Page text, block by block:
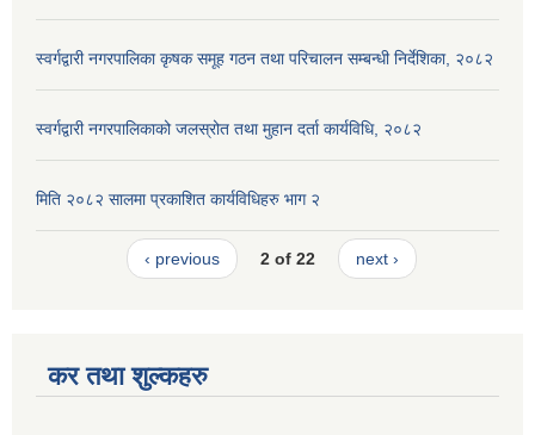
स्वर्गद्वारी नगरपालिका कृषक समूह गठन तथा परिचालन सम्बन्धी निर्देशिका, २०८२
स्वर्गद्वारी नगरपालिकाको जलस्रोत तथा मुहान दर्ता कार्यविधि, २०८२
मिति २०८२ सालमा प्रकाशित कार्यविधिहरु भाग २
‹ previous 2 of 22 next ›
कर तथा शुल्कहरु